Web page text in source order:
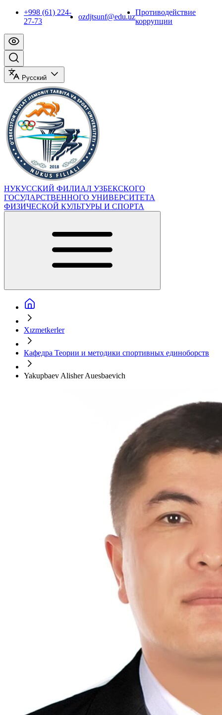
+998 (61) 224-
27-73
ozdjtsunf@edu.uz
Противодействие
коррупции
Русский
НУКУССКИЙ ФИЛИАЛ УЗБЕКСКОГО
ГОСУДАРСТВЕННОГО УНИВЕРСИТЕТА
ФИЗИЧЕСКОЙ КУЛЬТУРЫ И СПОРТА
Xızmetkerler
Кафедра Теории и методики спортивных единоборств
Yakupbaev Alisher Auesbaevich